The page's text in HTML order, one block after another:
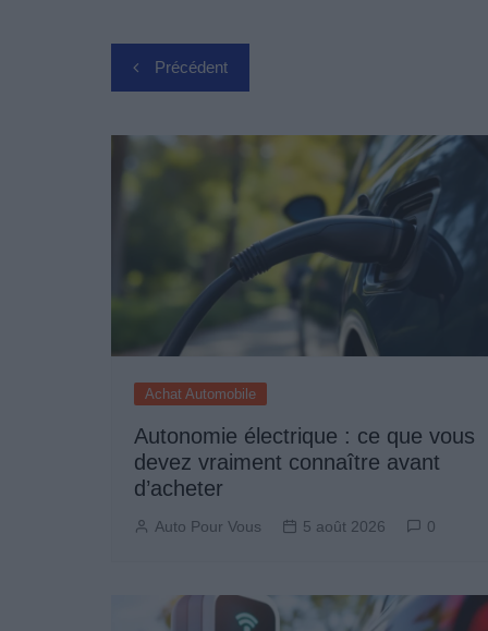
Navigation
de
l’article
Précédent
Achat Automobile
Autonomie électrique : ce que vous
devez vraiment connaître avant
d’acheter
Auto Pour Vous 5 août 2026 0